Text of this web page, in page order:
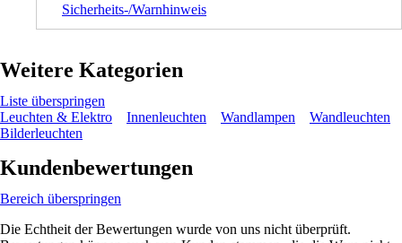
Sicherheits-/Warnhinweis
Weitere Kategorien
Liste überspringen
Leuchten & Elektro
Innenleuchten Wandlampen
Wandleuchten
Bilderleuchten
Kundenbewertungen
Bereich überspringen
Die Echtheit der Bewertungen wurde von uns nicht überprüft.